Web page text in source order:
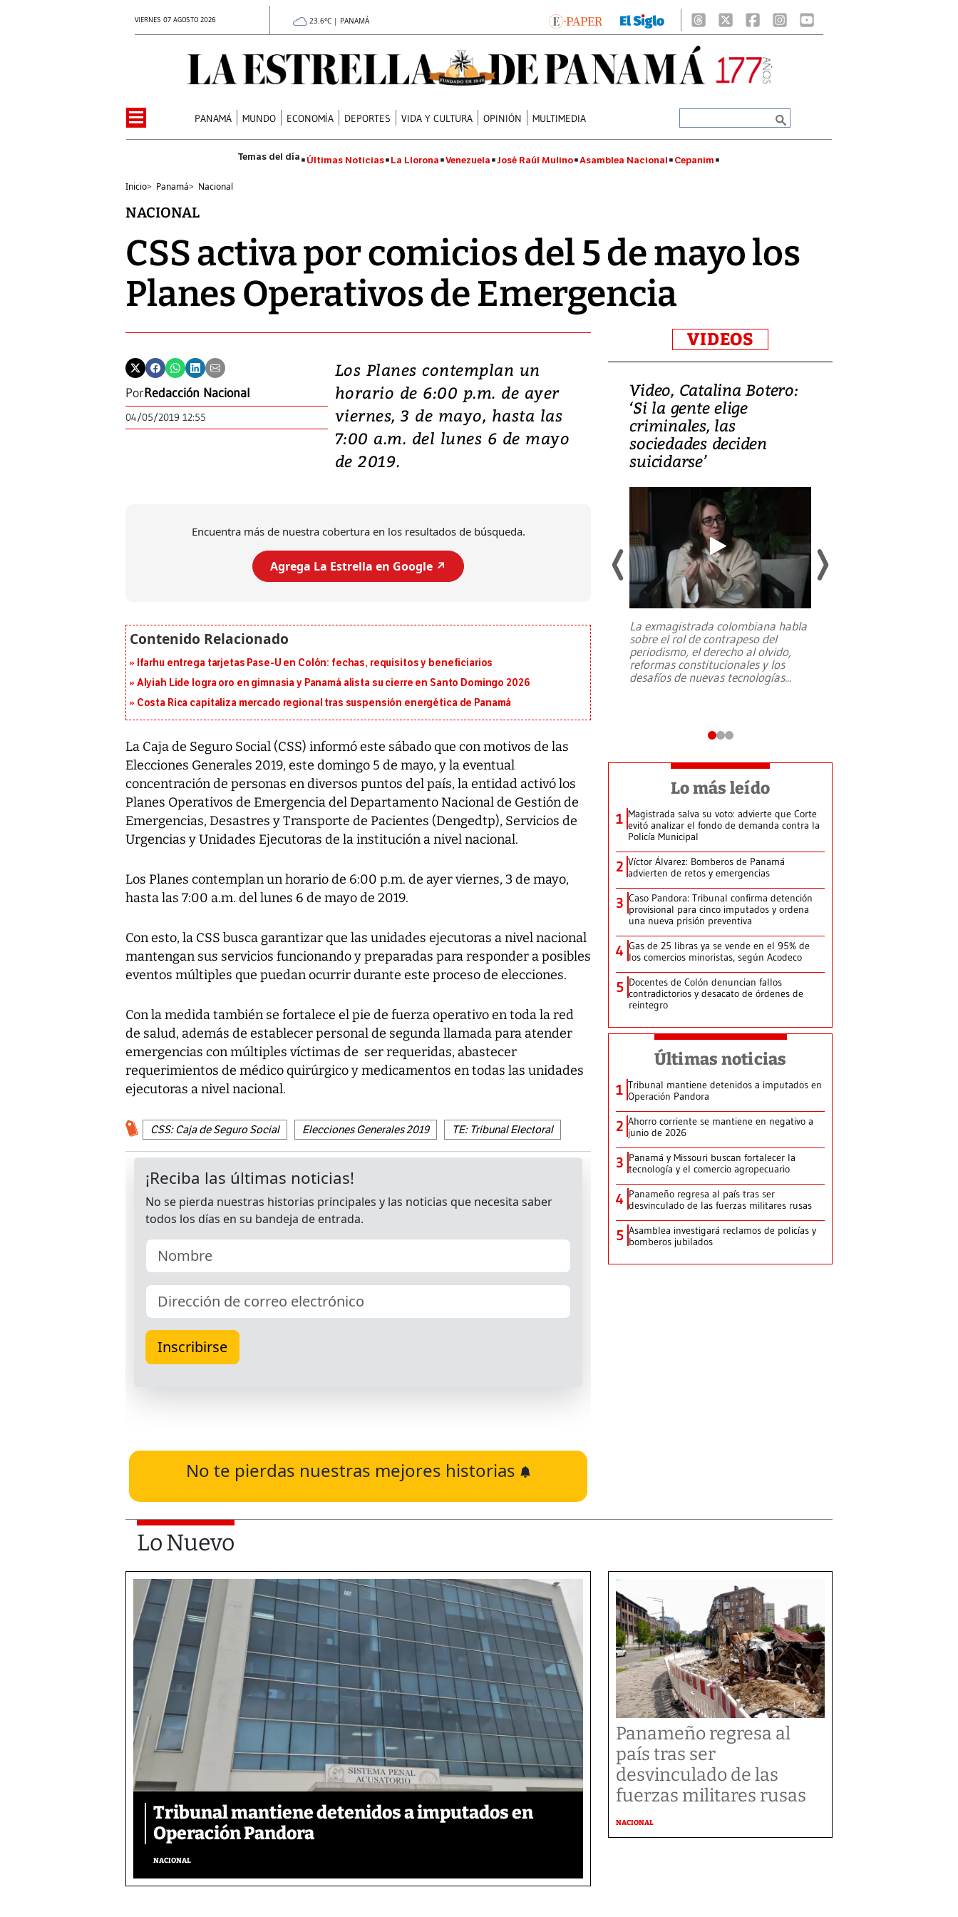
VIERNES 07 AGOSTO 2026 23.6°C | PANAMÁ
PANAMÁ MUNDO ECONOMÍA DEPORTES VIDA Y CULTURA OPINIÓN MULTIMEDIA
Últimas Noticias La Llorona Venezuela José Raúl Mulino Asamblea Nacional Cepanim
Inicio> Panamá> Nacional
NACIONAL
CSS activa por comicios del 5 de mayo los
Planes Operativos de Emergencia
PorRedacción Nacional
04/05/2019 12:55
Los Planes contemplan un
horario de 6:00 p.m. de ayer
viernes, 3 de mayo, hasta las
7:00 a.m. del lunes 6 de mayo
de 2019.
Encuentra más de nuestra cobertura en los resultados de búsqueda.
Agrega La Estrella en Google ↗️
Ifarhu entrega tarjetas Pase-U en Colón: fechas, requisitos y beneficiarios
Alyiah Lide logra oro en gimnasia y Panamá alista su cierre en Santo Domingo 2026
Costa Rica capitaliza mercado regional tras suspensión energética de Panamá
La Caja de Seguro Social (CSS) informó este sábado que con motivos de las
Elecciones Generales 2019, este domingo 5 de mayo, y la eventual
concentración de personas en diversos puntos del país, la entidad activó los
Planes Operativos de Emergencia del Departamento Nacional de Gestión de
Emergencias, Desastres y Transporte de Pacientes (Dengedtp), Servicios de
Urgencias y Unidades Ejecutoras de la institución a nivel nacional.
Los Planes contemplan un horario de 6:00 p.m. de ayer viernes, 3 de mayo,
hasta las 7:00 a.m. del lunes 6 de mayo de 2019.
Con esto, la CSS busca garantizar que las unidades ejecutoras a nivel nacional
mantengan sus servicios funcionando y preparadas para responder a posibles
eventos múltiples que puedan ocurrir durante este proceso de elecciones.
Con la medida también se fortalece el pie de fuerza operativo en toda la red
de salud, además de establecer personal de segunda llamada para atender
emergencias con múltiples víctimas de ser requeridas, abastecer
requerimientos de médico quirúrgico y medicamentos en todas las unidades
ejecutoras a nivel nacional.
CSS: Caja de Seguro Social Elecciones Generales 2019 TE: Tribunal Electoral
No te pierdas nuestras mejores historias
VIDEOS
Video, Japón: Terremoto
deja heridos y graves
daños en Kumamoto
al sur de Japón, provocando una
Video, Catalina Botero:
‘Si la gente elige
criminales, las
sociedades deciden
suicidarse’
La exmagistrada colombiana habla
sobre el rol de contrapeso del
periodismo, el derecho al olvido,
reformas constitucionales y los
desafíos de nuevas tecnologías...
Lo más leído
1 Magistrada salva su voto: advierte que Corte
evitó analizar el fondo de demanda contra la
Policía Municipal
2 Víctor Álvarez: Bomberos de Panamá
advierten de retos y emergencias
3 Caso Pandora: Tribunal confirma detención
provisional para cinco imputados y ordena
una nueva prisión preventiva
4 Gas de 25 libras ya se vende en el 95% de
los comercios minoristas, según Acodeco
5 Docentes de Colón denuncian fallos
contradictorios y desacato de órdenes de
reintegro
Últimas noticias
1 Tribunal mantiene detenidos a imputados en
Operación Pandora
2 Ahorro corriente se mantiene en negativo a
junio de 2026
3 Panamá y Missouri buscan fortalecer la
tecnología y el comercio agropecuario
4 Panameño regresa al país tras ser
desvinculado de las fuerzas militares rusas
5 Asamblea investigará reclamos de policías y
bomberos jubilados
Lo Nuevo
Tribunal mantiene detenidos a imputados en
Operación Pandora
NACIONAL
Panameño regresa al
país tras ser
desvinculado de las
fuerzas militares rusas
NACIONAL